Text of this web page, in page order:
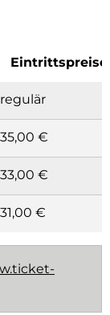
Eintrittspreise
regulär
35,00 €
33,00 €
31,00 €